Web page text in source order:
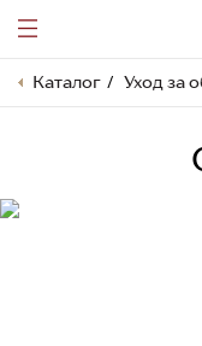
Каталог Уход за